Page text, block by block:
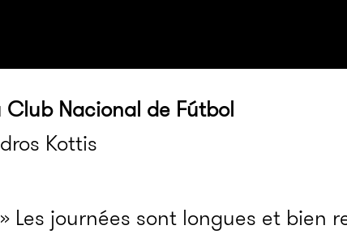
Club Nacional de Fútbol
Kottis
» Les journées sont longues et bien